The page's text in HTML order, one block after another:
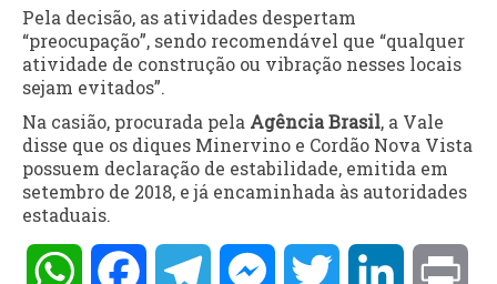
Pela decisão, as atividades despertam
“preocupação”, sendo recomendável que “qualquer
atividade de construção ou vibração nesses locais
sejam evitados”.
Na casião, procurada pela Agência Brasil, a Vale
disse que os diques Minervino e Cordão Nova Vista
possuem declaração de estabilidade, emitida em
setembro de 2018, e já encaminhada às autoridades
estaduais.
WhatsAppFacebookTelegramMessengerTwitter LinkedIn